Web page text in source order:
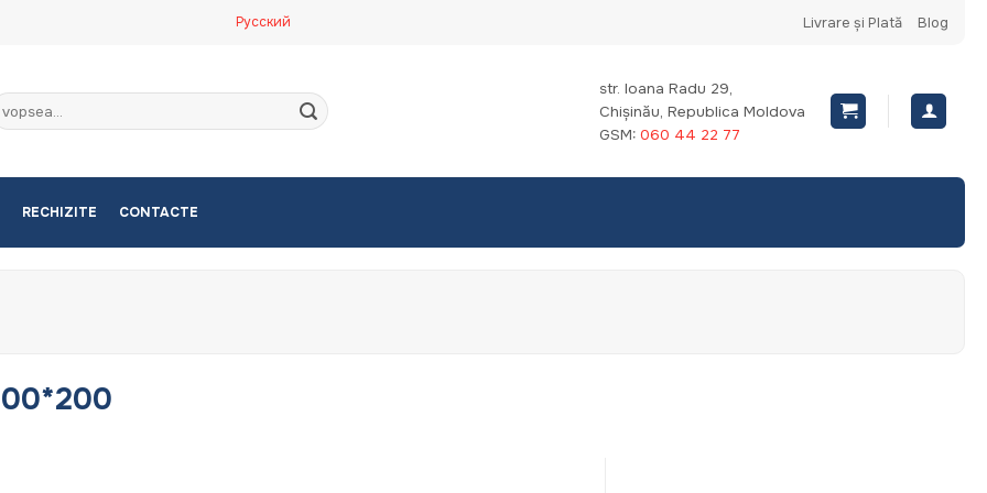
Русский Livrare și Plată Blog
str. Ioana Radu 29,
Chișinău, Republica Moldova
GSM: 060 44 22 77
RECHIZITE CONTACTE